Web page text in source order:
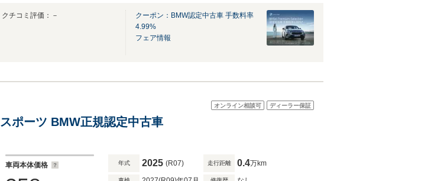
クチコミ評価：－
クーポン：BMW認定中古車 手数料率
4.99%
フェア情報
オンライン相談可 ディーラー保証
ポーツ BMW正規認定中古車
車両本体価格 年式 2025 (R07) 走行距離 0.4万km